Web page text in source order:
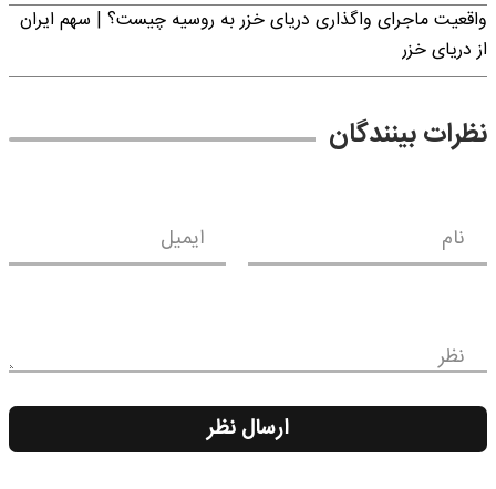
واقعیت ماجرای واگذاری دریای خزر به روسیه چیست؟ | سهم ایران
از دریای خزر
نظرات بینندگان
نام ایمیل
نظر
ارسال نظر